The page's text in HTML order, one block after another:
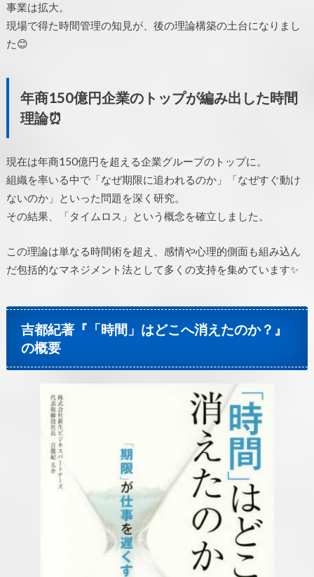
事業は拡大。
現場で得た時間管理の知見が、後の理論構築の土台になりまし
た😊
年商150億円企業のトップが編み出した時間
理論⏰
現在は年商150億円を超える企業グループのトップに。
組織を率いる中で「なぜ期限に追われるのか」「なぜすぐ動け
ないのか」といった問題を深く研究。
その結果、「タイムロス」という概念を確立しました。
この理論は単なる時間術を超え、感情や心理的側面も組み込ん
だ包括的なマネジメント法として多くの支持を集めています✨
吉都紀著『「時間」はどこへ消えたのか？』
の概要